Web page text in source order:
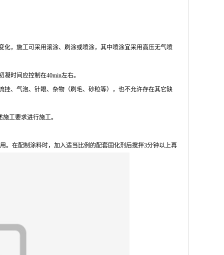
化，施工可采用滚涂、刷涂或喷涂，其中喷涂宜采用高压无气喷
时间应控制在40min左右。
挂、气泡、针眼、杂物（刷毛、砂粒等），也不允许存在其它缺
工要求进行施工。
。在配制涂料时，加入适当比例的配套固化剂后搅拌3分钟以上再